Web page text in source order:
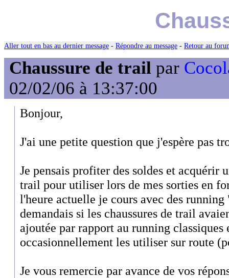
Aller tout en bas au dernier message - Répondre au message - Retour au
Chaussure de trail par
02/02/06 à 13:37:00
Bonjour,
J'ai une petite question que j'espère pas
Je pensais profiter des soldes et acquérir
trail pour utiliser lors de mes sorties en
l'heure actuelle je cours avec des running
demandais si les chaussures de trail
ajoutée par rapport au running classiques
occasionnellement les utiliser sur route
Je vous remercie par avance de vos